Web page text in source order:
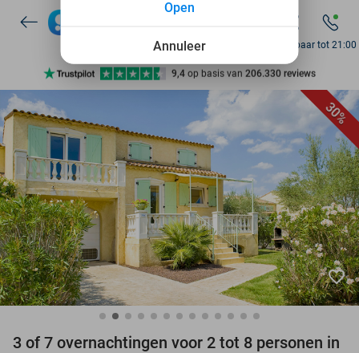
7 dagen per week beschikbaar
10+ miljoen leden
9,4 op basis van 206.330 reviews
Ontdek 15.000+ deals
7 dagen per week beschikbaar
10+ miljoen leden
Bereikbaar tot 21:00
30%
favorite_border
3 of 7 overnachtingen voor 2 tot 8 personen in
Annuleer
Open